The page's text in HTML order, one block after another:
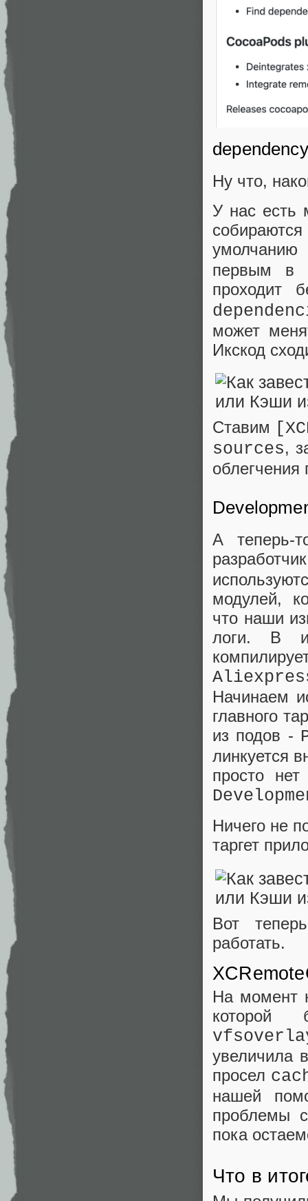
Ну что,
У нас есть
первым в
проходит
может
Икскод
Ставим
sources,
А теперь-
модулей,
что наши
логи. В
Начинаем
главного
из подов -
линкуется
просто
Ничего не
таргет
Вот
работать.
На момент
которой
увеличила
просел
нашей
проблемы
пока
Что в